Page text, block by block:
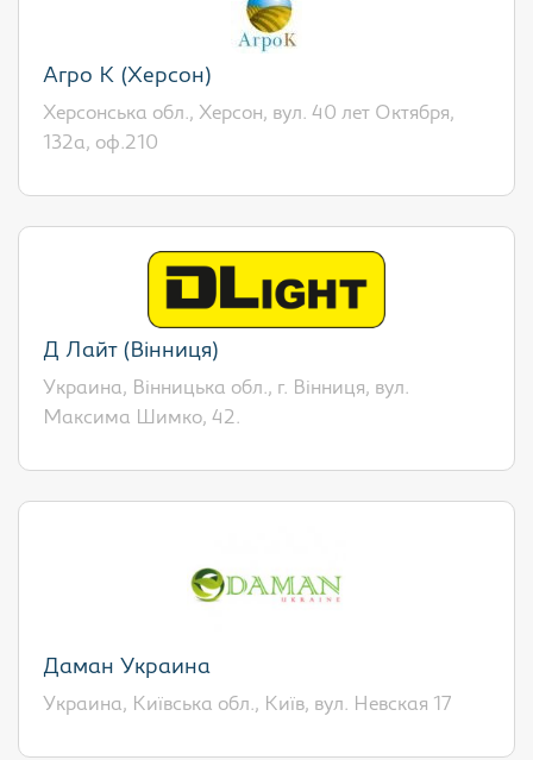
Агро К (Херсон)
Херсонська обл., Херсон, вул. 40 лет Октября,
132а, оф.210
Д Лайт (Вінниця)
Украина, Вінницька обл., г. Вінниця, вул.
Максима Шимко, 42.
Даман Украина
Украина, Київська обл., Київ, вул. Невская 17